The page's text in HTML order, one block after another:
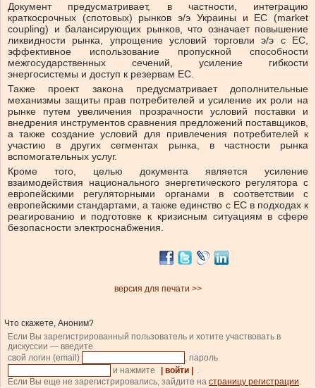
Документ предусматривает, в частности, интеграцию
краткосрочных (спотовых) рынков э/э Украины и ЕС (market
coupling) и балансирующих рынков, что означает повышение
ликвидности рынка, упрощение условий торговли э/э с ЕС,
эффективное использование пропускной способности
межгосударственных сечений, усиление гибкости
энергосистемы и доступ к резервам ЕС.
Также проект закона предусматривает дополнительные
механизмы защиты прав потребителей и усиление их роли на
рынке путем увеличения прозрачности условий поставки и
внедрения инструментов сравнения предложений поставщиков,
а также создание условий для привлечения потребителей к
участию в других сегментах рынка, в частности рынка
вспомогательных услуг.
Кроме того, целью документа является усиление
взаимодействия национального энергетического регулятора с
европейскими регуляторными органами в соответствии с
европейскими стандартами, а также единство с ЕС в подходах к
реагированию и подготовке к кризисным ситуациям в сфере
безопасности электроснабжения.
версия для печати >>
Что скажете, Аноним?
Если Вы зарегистрированный пользователь и хотите участвовать в
дискуссии — введите
свой логин (email)
, пароль
и нажмите
| войти |
.
Если Вы еще не зарегистрировались, зайдите на страницу регистрации.